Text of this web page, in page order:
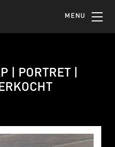
MENU
| PORTRET |